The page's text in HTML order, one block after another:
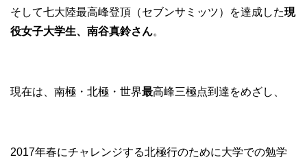
そして七大陸最高峰登頂（セブンサミッツ）を達成した現
役女子大学生、南谷真鈴さん。
現在は、南極・北極・世界最高峰三極点到達をめざし、
2017年春にチャレンジする北極行のために大学での勉学